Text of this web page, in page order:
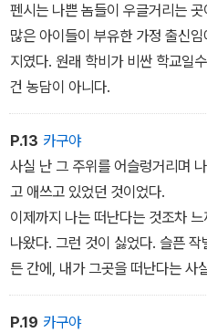
펜시는 나쁜 놈들이 우글거리는 곳
많은 아이들이 부유한 가정 출신
지였다. 원래 학비가 비싼 학교일
건 농담이 아니다.
P.13 카구야
사실 난 그 주위를 어슬렁거리며
고 애쓰고 있었던 것이었다.
이제까지 나는 떠난다는 것조차
나왔다. 그런 것이 싫었다. 슬픈 작
든 간에, 내가 그곳을 떠난다는 사
분이 더욱 나빠질 테니까 말이다.
P.19 카구야